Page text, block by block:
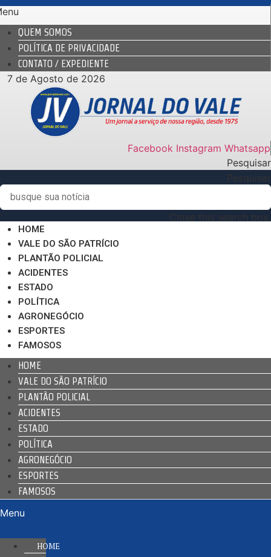
Ir
para
conteúdo
QUEM SOMOS
POLÍTICA DE PRIVACIDADE
CONTATO / EXPEDIENTE
7 de Agosto de 2026
Facebook Instagram Whatsapp
Pesquisar
Pesquisar
Close this search box.
HOME
VALE DO SÃO PATRÍCIO
PLANTÃO POLICIAL
ACIDENTES
ESTADO
POLÍTICA
AGRONEGÓCIO
ESPORTES
FAMOSOS
HOME
VALE DO SÃO PATRÍCIO
PLANTÃO POLICIAL
ACIDENTES
ESTADO
POLÍTICA
AGRONEGÓCIO
ESPORTES
FAMOSOS
Menu
HOME